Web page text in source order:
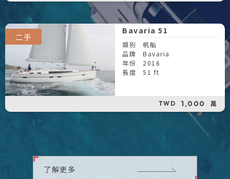
二手
Bavaria 51
類別
帆船
品牌
Bavaria
年份
2016
長度
51 ft
TWD 1,000 萬
了解更多